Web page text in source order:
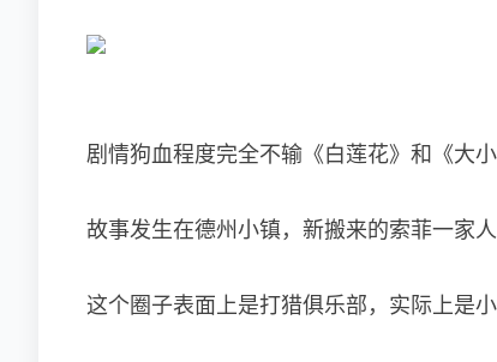
剧情狗血程度完全不输《白莲花》和《大小
故事发生在德州小镇，新搬来的索菲一家
这个圈子表面上是打猎俱乐部，实际上是